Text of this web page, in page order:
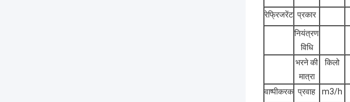
रेफ्रिजरेंट प्रकार
नियंत्रण
विधि
भरने की
मात्रा
किलो
वाष्पीकरक प्रवाह m3/h